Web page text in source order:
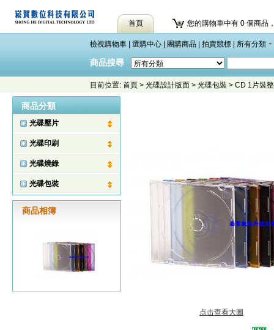
首頁 您的購物車中有 0 個商品
檢視購物車 選購中心 團購商品 拍賣競標 所有分類
商品搜尋
目前位置: 首頁 > 光碟設計版面 > 光碟包裝 > CD 1片裝
商品分類
光碟壓片
光碟印刷
光碟燒錄
光碟包裝
商品相簿
点击查看大圖